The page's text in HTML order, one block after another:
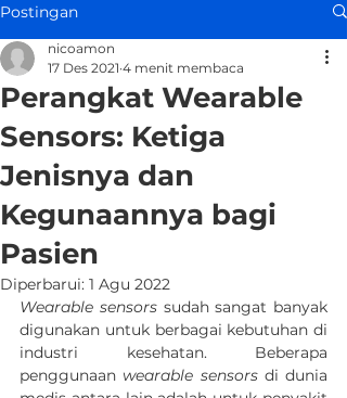
Postingan
Perangkat Wearable
Sensors: Ketiga
Jenisnya dan
Kegunaannya bagi
Pasien
nicoamon
17 Des 2021 4 menit membaca
Diperbarui: 1 Agu 2022
Wearable sensors sudah sangat banyak
digunakan untuk berbagai kebutuhan di
industri kesehatan. Beberapa
penggunaan wearable sensors di dunia